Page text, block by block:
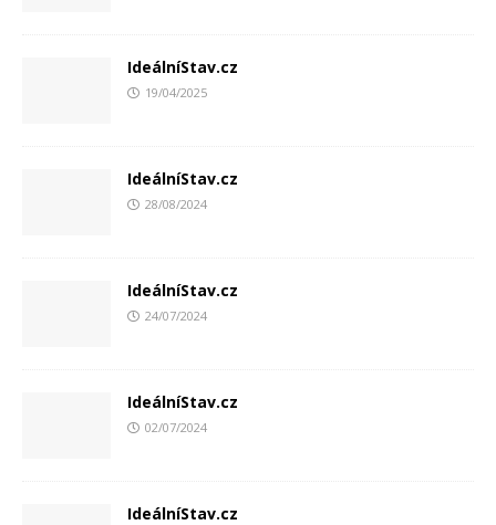
IdeálníStav.cz
19/04/2025
IdeálníStav.cz
28/08/2024
IdeálníStav.cz
24/07/2024
IdeálníStav.cz
02/07/2024
IdeálníStav.cz